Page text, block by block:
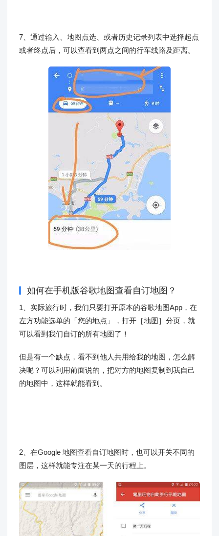
7、通过输入、地图点选、或者历史记录列表中选择起点
或者终点后，可以查看到两点之间的行车线路及距离。
如何在手机版谷歌地图查看自订地图？
1、实际旅行时，我们只要打开原本的谷歌地图App，在
左方功能选单的「您的地点」，打开［地图］分页，就
可以看到我们自订的所有地图了！
但是有一个缺点，看不到他人共用给我的地图，怎么解
决呢？可以利用前面说的，把对方的地图复制到我自己
的地图中，这样就能看到。
2、在Google 地图查看自订地图时，也可以开关不同的
图层，这样就能专注在某一天的行程上。